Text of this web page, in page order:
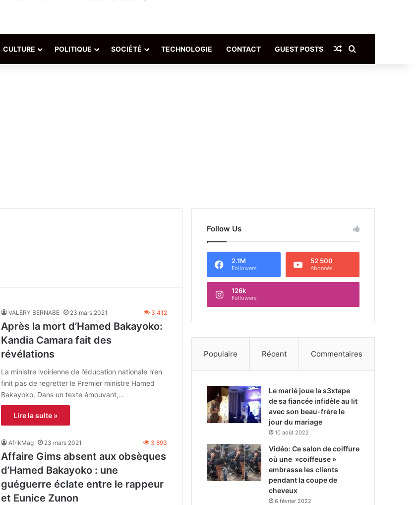
CULTURE POLITIQUE SOCIÉTÉ TECHNOLOGIE CONTACT GUEST POSTS Article Aléatoire
VALERY BERNABE 23 mars 2021 3 412
Après la mort d’Hamed Bakayoko:
Kandia Camara fait des
révélations
La ministre ivoirienne de l’éducation nationale n’en
finit pas de regretter le Premier ministre Hamed
Bakayoko. Dans un texte émouvant,…
Lire la suite »
AfrikMag 23 mars 2021 3 893
Affaire Gims absent aux obsèques
d’Hamed Bakayoko : une
guéguerre éclate entre le rappeur
et Eunice Zunon
Follow Us
2.1M
Followers
52 500
Abonnés
126k
Followers
Populaire Récent Commentaires
Le marié joue la s3xtape
de sa fiancée infidèle au lit
avec son beau-frère le
jour du mariage
10 août 2022
Vidéo: Ce salon de coiffure
où une »coiffeuse »
embrasse les clients
pendant la coupe de
cheveux
6 février 2022